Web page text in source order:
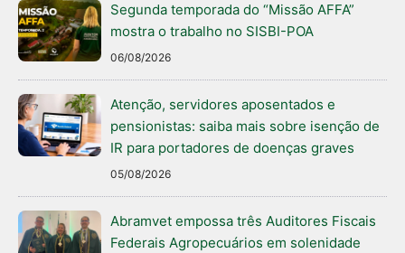
Segunda temporada do “Missão AFFA”
mostra o trabalho no SISBI-POA
06/08/2026
Atenção, servidores aposentados e
pensionistas: saiba mais sobre isenção de
IR para portadores de doenças graves
05/08/2026
Abramvet empossa três Auditores Fiscais
Federais Agropecuários em solenidade